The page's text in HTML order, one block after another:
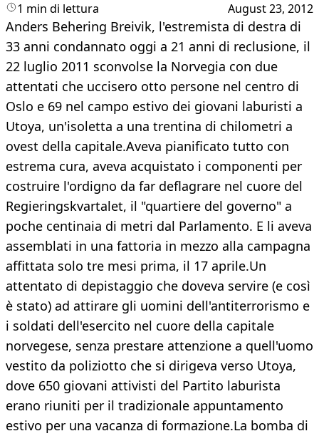
1 min di lettura August 23, 2012
Anders Behering Breivik, l'estremista di destra di
33 anni condannato oggi a 21 anni di reclusione, il
22 luglio 2011 sconvolse la Norvegia con due
attentati che uccisero otto persone nel centro di
Oslo e 69 nel campo estivo dei giovani laburisti a
Utoya, un'isoletta a una trentina di chilometri a
ovest della capitale.Aveva pianificato tutto con
estrema cura, aveva acquistato i componenti per
costruire l'ordigno da far deflagrare nel cuore del
Regieringskvartalet, il "quartiere del governo" a
poche centinaia di metri dal Parlamento. E li aveva
assemblati in una fattoria in mezzo alla campagna
affittata solo tre mesi prima, il 17 aprile.Un
attentato di depistaggio che doveva servire (e così
è stato) ad attirare gli uomini dell'antiterrorismo e
i soldati dell'esercito nel cuore della capitale
norvegese, senza prestare attenzione a quell'uomo
vestito da poliziotto che si dirigeva verso Utoya,
dove 650 giovani attivisti del Partito laburista
erano riuniti per il tradizionale appuntamento
estivo per una vacanza di formazione.La bomba di